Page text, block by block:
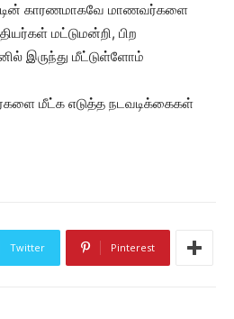
காரணமாகவே மாணவர்களை
மட்டுமன்றி, பிற
இருந்து மீட்டுள்ளோம்
மீட்க எடுத்த நடவடிக்கைகள்
Twitter Pinterest